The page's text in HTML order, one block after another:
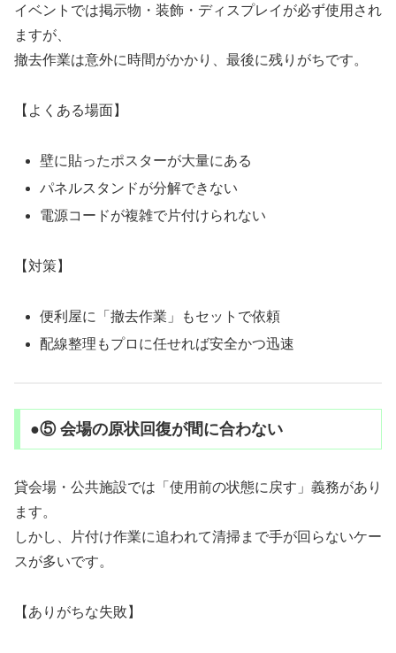
イベントでは掲示物・装飾・ディスプレイが必ず使用され
ますが、
撤去作業は意外に時間がかかり、最後に残りがちです。
【よくある場面】
壁に貼ったポスターが大量にある
パネルスタンドが分解できない
電源コードが複雑で片付けられない
【対策】
便利屋に「撤去作業」もセットで依頼
配線整理もプロに任せれば安全かつ迅速
●⑤ 会場の原状回復が間に合わない
貸会場・公共施設では「使用前の状態に戻す」義務があり
ます。
しかし、片付け作業に追われて清掃まで手が回らないケー
スが多いです。
【ありがちな失敗】